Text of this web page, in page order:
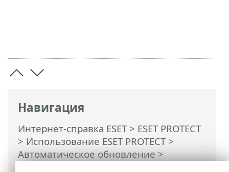
Навигация
Интернет-справка ESET> ESET PROTECT
> Использование ESET PROTECT>
Автоматическое обновление>